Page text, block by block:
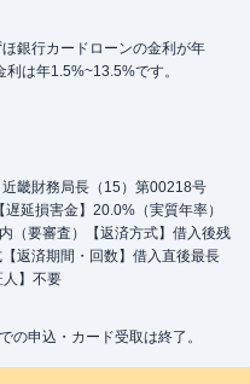
銀行カードローンの金利が年
は年1.5%~13.5%です。
畿財務局長（15）第00218号
延損害金】20.0%（実質年率）
（要審査）【返済方式】借入後残
返済期間・回数】借入直後最長
】不要
申込・カード受取は終了。